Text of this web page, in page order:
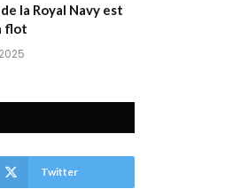
la Royal Navy est
flot
Twitter